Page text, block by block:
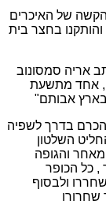
של האיכרים
והותקנו בחצר בית
כתב אריה סמסונוב
אחד מתשעת
אבותם"
הכרם בדרך לשפיה
השלטון
והגופה
, כל הכופר
ולבסוף
שחרורו